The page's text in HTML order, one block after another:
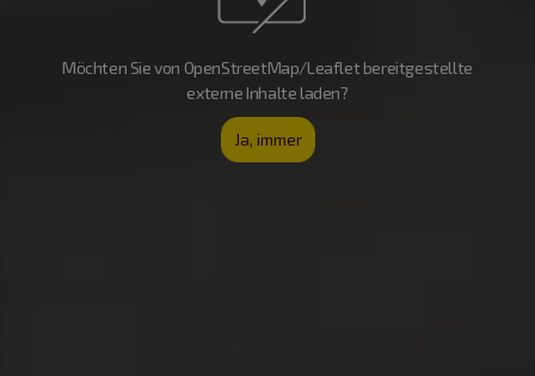
Möchten Sie von OpenStreetMap/Leaflet bereitgestellte
externe Inhalte laden?
Ja, immer